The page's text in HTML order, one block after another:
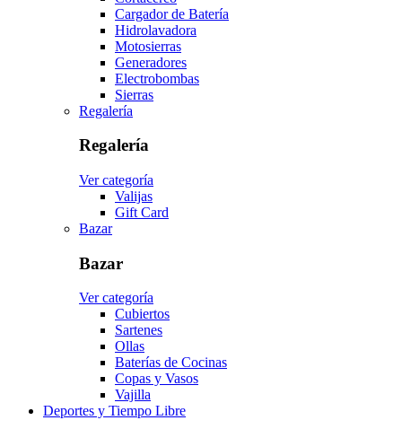
Cargador de Batería
Hidrolavadora
Motosierras
Generadores
Electrobombas
Sierras
Regalería
Regalería
Ver categoría
Valijas
Gift Card
Bazar
Bazar
Ver categoría
Cubiertos
Sartenes
Ollas
Baterías de Cocinas
Copas y Vasos
Vajilla
Deportes y Tiempo Libre